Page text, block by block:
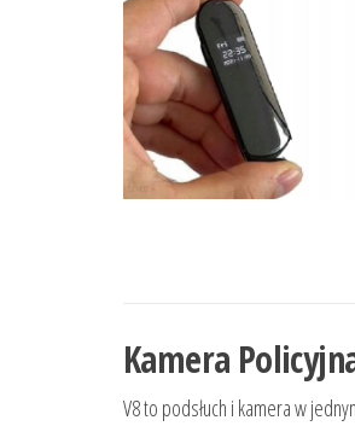
Kamera
V8 to podsłuch i kamera w